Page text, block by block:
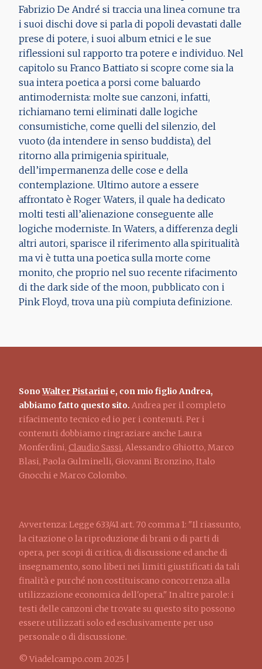
Fabrizio De André si traccia una linea comune tra
i suoi dischi dove si parla di popoli devastati dalle
prese di potere, i suoi album etnici e le sue
riflessioni sul rapporto tra potere e individuo. Nel
capitolo su Franco Battiato si scopre come sia la
sua intera poetica a porsi come baluardo
antimodernista: molte sue canzoni, infatti,
richiamano temi eliminati dalle logiche
consumistiche, come quelli del silenzio, del
vuoto (da intendere in senso buddista), del
ritorno alla primigenia spirituale,
dell’impermanenza delle cose e della
contemplazione. Ultimo autore a essere
affrontato è Roger Waters, il quale ha dedicato
molti testi all’alienazione conseguente alle
logiche moderniste. In Waters, a differenza degli
altri autori, sparisce il riferimento alla spiritualità
ma vi è tutta una poetica sulla morte come
monito, che proprio nel suo recente rifacimento
di the dark side of the moon, pubblicato con i
Pink Floyd, trova una più compiuta definizione.
SonoWalter Pistarini e, con mio figlio Andrea,
abbiamo fatto questo sito. Andrea per il completo
rifacimento tecnico ed io per i contenuti. Per i
contenuti dobbiamo ringraziare anche Laura
Monferdini, Claudio Sassi, Alessandro Ghiotto, Marco
Blasi, Paola Gulminelli, Giovanni Bronzino, Italo
Gnocchi e Marco Colombo.
Avvertenza: Legge 633/41 art. 70 comma 1: "Il riassunto,
la citazione o la riproduzione di brani o di parti di
opera, per scopi di critica, di discussione ed anche di
insegnamento, sono liberi nei limiti giustificati da tali
finalità e purché non costituiscano concorrenza alla
utilizzazione economica dell'opera." In altre parole: i
testi delle canzoni che trovate su questo sito possono
essere utilizzati solo ed esclusivamente per uso
personale o di discussione.
© Viadelcampo.com 2025 |